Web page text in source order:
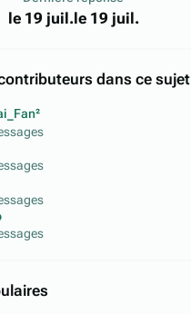
le 19 juil.le 19 juil.
dans ce sujet